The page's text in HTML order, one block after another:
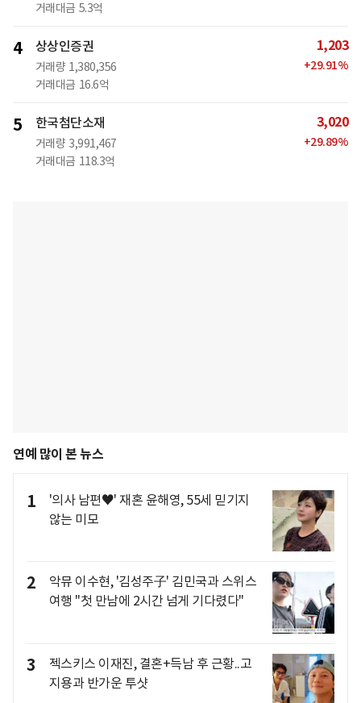
거래대금 5.3억
4 상상인증권
거래량 1,380,356
거래대금 16.6억
1,203
+29.91%
5 한국첨단소재
거래량 3,991,467
거래대금 118.3억
3,020
+29.89%
연예 많이 본 뉴스
1
'의사 남편♥' 재혼 윤해영, 55세 믿기지
않는 미모
2
악뮤 이수현, '김성주子' 김민국과 스위스
여행 "첫 만남에 2시간 넘게 기다렸다"
3
젝스키스 이재진, 결혼+득남 후 근황..고
지용과 반가운 투샷